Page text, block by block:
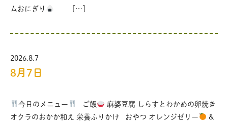
ムおにぎり
[…]
2026.8.7
8月7日
今日のメニュー ご飯
麻婆豆腐 しらすとわかめの卵焼き
オクラのおかか和え 栄養ふりかけ おやつ オレンジゼリー
&